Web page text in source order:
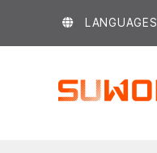
LANGUAGES